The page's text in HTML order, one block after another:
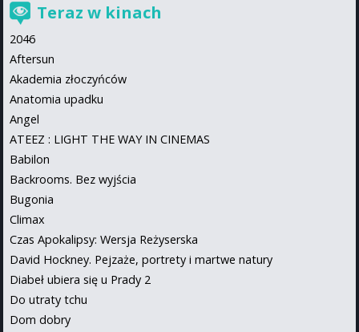
Teraz w kinach
2046
Aftersun
Akademia złoczyńców
Anatomia upadku
Angel
ATEEZ : LIGHT THE WAY IN CINEMAS
Babilon
Backrooms. Bez wyjścia
Bugonia
Climax
Czas Apokalipsy: Wersja Reżyserska
David Hockney. Pejzaże, portrety i martwe natury
Diabeł ubiera się u Prady 2
Do utraty tchu
Dom dobry